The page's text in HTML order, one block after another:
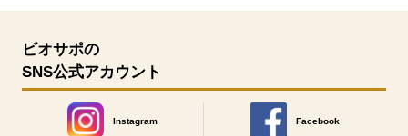
ビオサポの
SNS公式アカウント
Instagram
別のウィンドウで開きます。
Facebook
別のウィンドウで開きます